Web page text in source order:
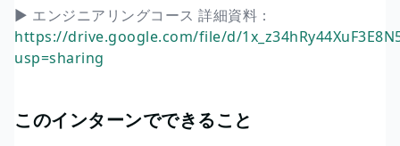
▶ エンジニアリングコース 詳細資料：
https://drive.google.com/file/d/
usp=sharing
このインターンでできること